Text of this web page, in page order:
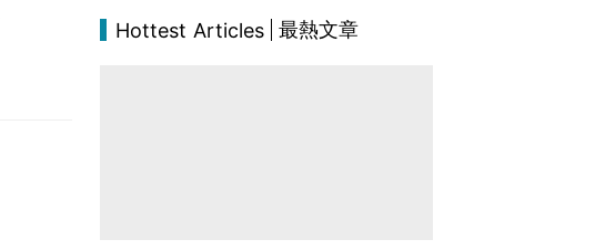
Hottest Articles 最熱文章